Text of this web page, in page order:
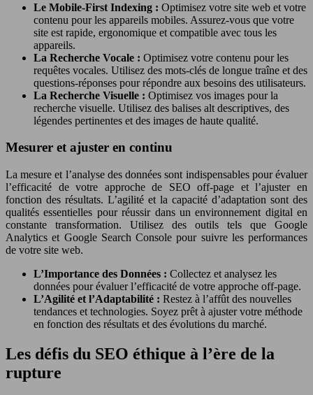
Le Mobile-First Indexing : Optimisez votre site web et votre
contenu pour les appareils mobiles. Assurez-vous que votre
site est rapide, ergonomique et compatible avec tous les
appareils.
La Recherche Vocale : Optimisez votre contenu pour les
requêtes vocales. Utilisez des mots-clés de longue traîne et des
questions-réponses pour répondre aux besoins des utilisateurs.
La Recherche Visuelle : Optimisez vos images pour la
recherche visuelle. Utilisez des balises alt descriptives, des
légendes pertinentes et des images de haute qualité.
Mesurer et ajuster en continu
La mesure et l’analyse des données sont indispensables pour évaluer
l’efficacité de votre approche de SEO off-page et l’ajuster en
fonction des résultats. L’agilité et la capacité d’adaptation sont des
qualités essentielles pour réussir dans un environnement digital en
constante transformation. Utilisez des outils tels que Google
Analytics et Google Search Console pour suivre les performances
de votre site web.
L’Importance des Données : Collectez et analysez les
données pour évaluer l’efficacité de votre approche off-page.
L’Agilité et l’Adaptabilité : Restez à l’affût des nouvelles
tendances et technologies. Soyez prêt à ajuster votre méthode
en fonction des résultats et des évolutions du marché.
Les défis du SEO éthique à l’ère de la
rupture